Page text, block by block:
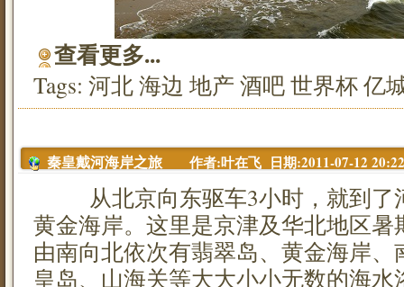
查看更多...
Tags: 河北海边 地产 酒吧世界杯亿
秦皇戴河海岸之旅 作者:叶在飞 日期:2011-07-12
从北京向东驱车3小时，就到了
黄金海岸。这里是京津及华北地区
由南向北依次有翡翠岛、黄金海岸
皇岛、山海关等大大小小无数的海水